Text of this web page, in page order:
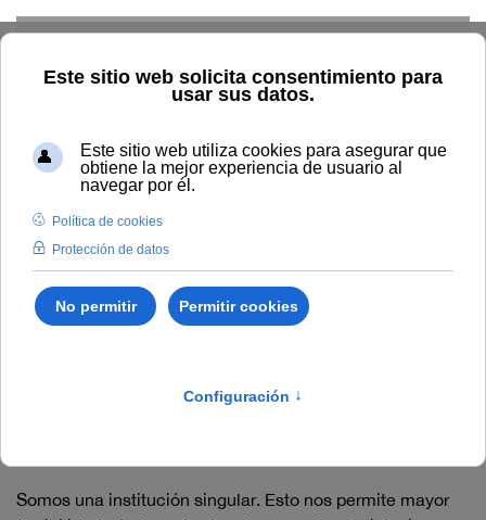
Inicio Estudiar Oferta académica
Másteres
Universitarios
Másteres Universitarios
En la Universidad Internacional de Andalucía estamos
los mejores docentes. Todo ello en conexión con el
Somos una institución singular. Esto nos permite mayor